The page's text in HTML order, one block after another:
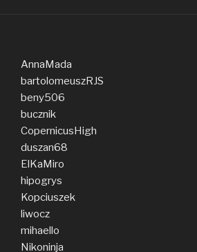
AnnaMada
bartolomeuszRJS
beny506
bucznik
CopernicusHigh
duszan68
ElKaMiro
hipogrys
Kopciuszek
liwocz
mihaello
Nikoninja